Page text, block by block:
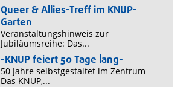
Queer & Allies-Treff im KNUP-
Garten
Veranstaltungshinweis zur
Jubiläumsreihe: Das...
-KNUP feiert 50 Tage lang-
50 Jahre selbstgestaltet im Zentrum
Das KNUP,...